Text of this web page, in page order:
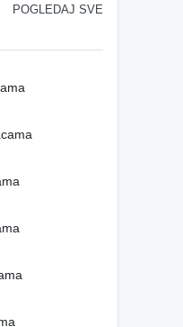
POGLEDAJ SVE